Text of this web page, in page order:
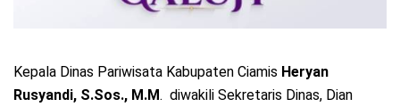
Kepala Dinas Pariwisata Kabupaten Ciamis Heryan
Rusyandi, S.Sos., M.M. diwakili Sekretaris Dinas, Dian